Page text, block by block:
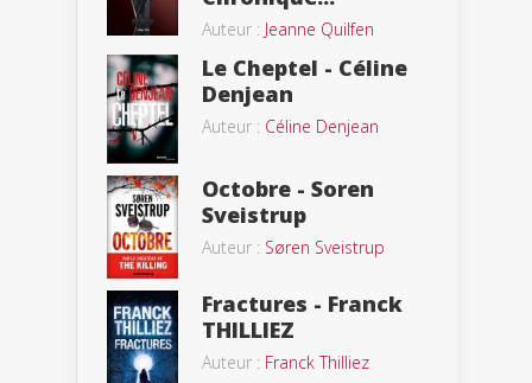
Auteur : Jeanne Quilfen
Le Cheptel - Céline
Denjean
Auteur : Céline Denjean
Octobre - Soren
Sveistrup
Auteur : Søren Sveistrup
Fractures - Franck
THILLIEZ
Auteur : Franck Thilliez